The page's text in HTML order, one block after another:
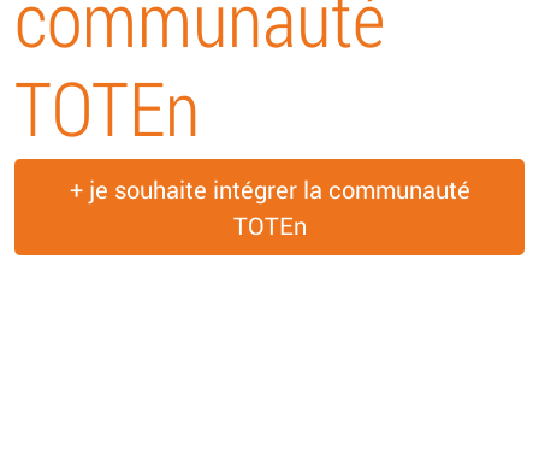
TOTEn
+ je souhaite intégrer la communauté
TOTEn